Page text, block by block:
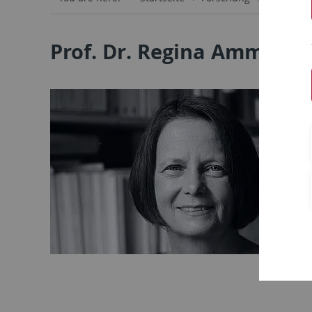
Prof. Dr. Regina Ammicht